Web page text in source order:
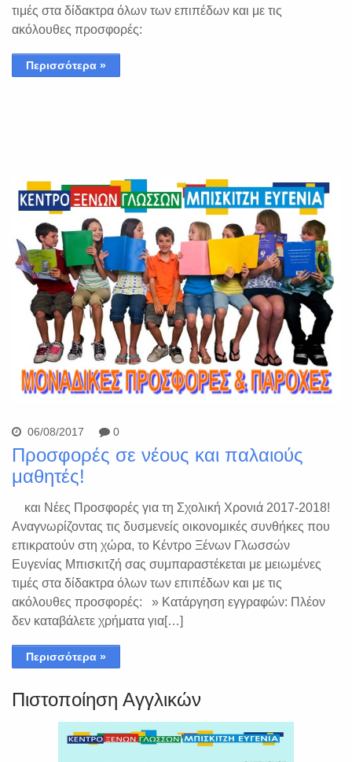
τιμές στα δίδακτρα όλων των επιπέδων και με τις
ακόλουθες προσφορές:
Περισσότερα »
06/08/2017 0
Προσφορές σε νέους και παλαιούς
μαθητές!
και Νέες Προσφορές για τη Σχολική Χρονιά 2017-2018!
Αναγνωρίζοντας τις δυσμενείς οικονομικές συνθήκες που
επικρατούν στη χώρα, το Κέντρο Ξένων Γλωσσών
Ευγενίας Μπισκιτζή σας συμπαραστέκεται με μειωμένες
τιμές στα δίδακτρα όλων των επιπέδων και με τις
ακόλουθες προσφορές: » Κατάργηση εγγραφών: Πλέον
δεν καταβάλετε χρήματα για[…]
Περισσότερα »
Πιστοποίηση Αγγλικών